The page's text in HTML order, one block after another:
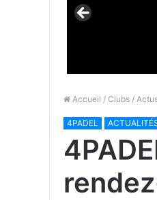
Accueil / Clubs /
4PADEL